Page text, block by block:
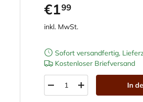
€199
inkl. MwSt.
Sofort versandfertig,
Kostenloser Briefversand
-
+ In